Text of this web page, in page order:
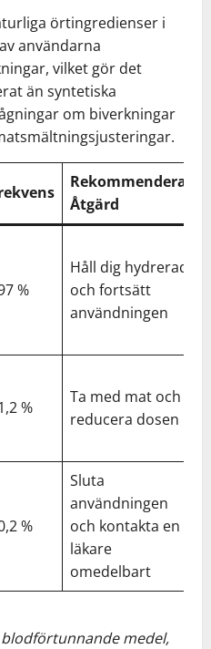
örtingredienser i
användarna
vilket gör det
än syntetiska
om biverkningar
Rekommenderad
Åtgärd
%
Håll dig hydrerad
och fortsätt
användningen
%
Ta med mat och
reducera dosen
%
Sluta
användningen
och kontakta en
läkare
omedelbart
medel,